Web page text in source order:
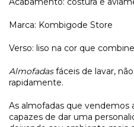
Marca: Kombigode Store
Verso: liso na cor que
Almofadasfáceis de lavar,
rapidamente.
As almofadas que vendemos
capazes de dar uma